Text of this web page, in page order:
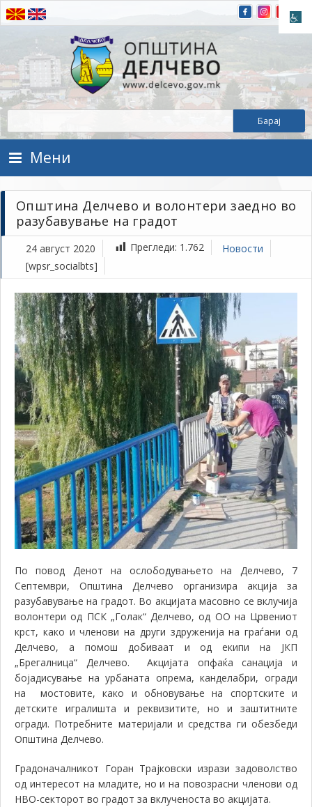
Прескокнете на содржината
Општина Делчево
Општина Делчево
Мени
Општина Делчево и волонтери заедно во
разубавување на градот
24 август 2020 Прегледи: 1.762
Новости
[wpsr_socialbts]
По повод Денот на ослободувањето на Делчево, 7
Септември, Општина Делчево организира акција за
разубавување на градот. Во акцијата масовно се вклучија
волонтери од ПСК „Голак“ Делчево, од ОО на Црвениот
крст, како и членови на други здруженија на граѓани од
Делчево, а помош добиваат и од екипи на ЈКП
„Брегалница“ Делчево. Акцијата опфаќа санација и
бојадисување на урбаната опрема, канделабри, огради
на мостовите, како и обновување на спортските и
детските игралишта и реквизитите, но и заштитните
огради. Потребните материјали и средства ги обезбеди
Општина Делчево.
Градоначалникот Горан Трајковски изрази задоволство
од интересот на младите, но и на повозрасни членови од
НВО-секторот во градот за вклученоста во акцијата.